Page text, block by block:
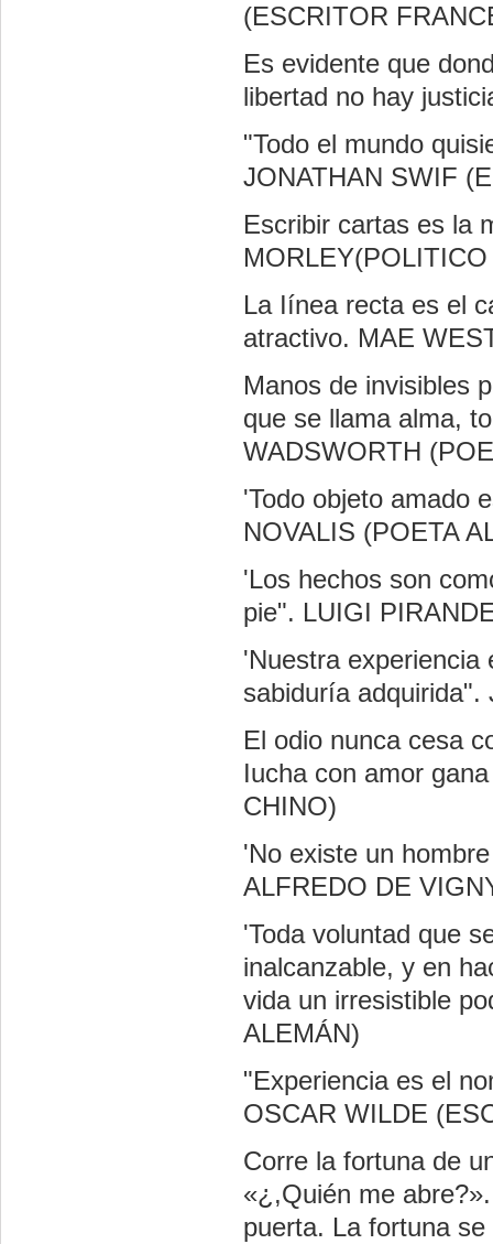
(ESCRITOR
Es evidente que
libertad no hay
"Todo el mundo
JONATHAN SWIF
Escribir cartas es la
La Iínea recta es el
atractivo. MAE
Manos de invisibles
que se llama alma,
WADSWORTH
'Todo objeto amado
NOVALIS (POETA
'Los hechos son
pie". LUIGI
'Nuestra experiencia
sabiduría adquirida".
El odio nunca cesa
Iucha con amor
CHINO)
'No existe un
ALFREDO DE
'Toda voluntad que
inalcanzable, y en
vida un irresistible
ALEMÁN)
"Experiencia es el
OSCAR WILDE
Corre la fortuna de
«¿,Quién me
puerta. La fortuna